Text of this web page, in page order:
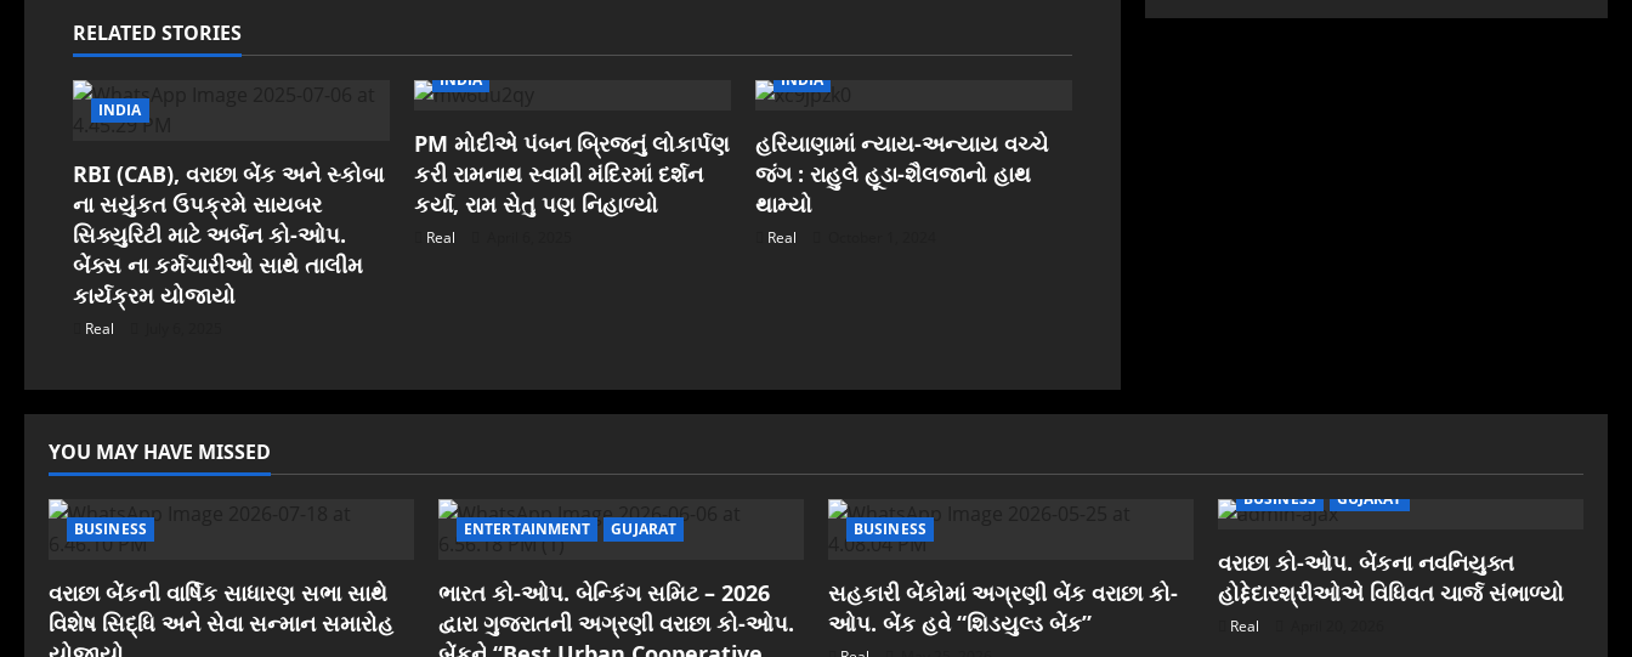
n
a
v
i
g
a
t
i
o
n
RELATED STORIES
INDIA
RBI (CAB), વરાછા બેંક અને સ્કોબા
ના સયુંકત ઉપક્રમે સાયબર
સિક્યુરિટી માટે અર્બન કો-ઓપ.
બેંક્સ ના કર્મચારીઓ સાથે તાલીમ
કાર્યક્રમ યોજાયો
Real
INDIA
PM મોદીએ પંબન બ્રિજનું લોકાર્પણ
કરી રામનાથ સ્વામી મંદિરમાં દર્શન
કર્યા, રામ સેતુ પણ નિહાળ્યો
Real
INDIA
હરિયાણામાં ન્યાય-અન્યાય વચ્ચે
જંગ : રાહુલે હૂડા-શૈલજાનો હાથ
થામ્યો
Real
YOU MAY HAVE MISSED
BUSINESS
વરાછા બેંકની વાર્ષિક સાધારણ સભા સાથે
વિશેષ સિદ્ધિ અને સેવા સન્માન સમારોહ
ENTERTAINMENT GUJARAT
ભારત કો-ઓપ. બેન્કિંગ સમિટ – 2026
દ્વારા ગુજરાતની અગ્રણી વરાછા કો-ઓપ.
BUSINESS
સહકારી બેંકોમાં અગ્રણી બેંક વરાછા કો-
ઓપ. બેંક હવે “શિડયુલ્ડ બેંક”
BUSINESS GUJARAT
વરાછા કો-ઓપ. બેંકના નવનિયુક્ત
હોદ્દેદારશ્રીઓએ વિધિવત ચાર્જ સંભાળ્યો
Real